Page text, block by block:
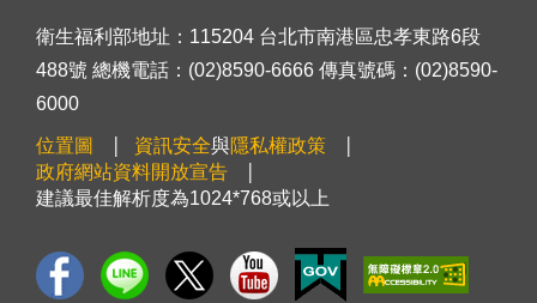
衛生福利部地址：115204 台北市南港區忠孝東路6段
488號 總機電話：(02)8590-6666 傳真號碼：(02)8590-
6000
位置圖 資訊安全與隱私權政策
政府網站資料開放宣告
建議最佳解析度為1024*768或以上